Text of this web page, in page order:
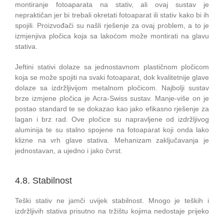
montiranje fotoaparata na stativ, ali ovaj sustav je
nepraktičan jer bi trebali okretati fotoaparat ili stativ kako bi ih
spojili. Proizvođači su našli rješenje za ovaj problem, a to je
izmjenjiva pločica koja sa lakoćom može montirati na glavu
stativa.
Jeftini stativi dolaze sa jednostavnom plastičnom pločicom
koja se može spojiti na svaki fotoaparat, dok kvalitetnije glave
dolaze sa izdržljivijom metalnom pločicom. Najbolji sustav
brze izmjene pločica je Acra-Swiss sustav. Manje-više on je
postao standard te se dokazao kao jako efikasno rješenje za
lagan i brz rad. Ove pločice su napravljene od izdržljivog
aluminija te su stalno spojene na fotoaparat koji onda lako
klizne na vrh glave stativa. Mehanizam zaključavanja je
jednostavan, a ujedno i jako čvrst.
4.8. Stabilnost
Teški stativ ne jamči uvijek stabilnost. Mnogo je teških i
izdržljivih stativa prisutno na tržištu kojima nedostaje prijeko